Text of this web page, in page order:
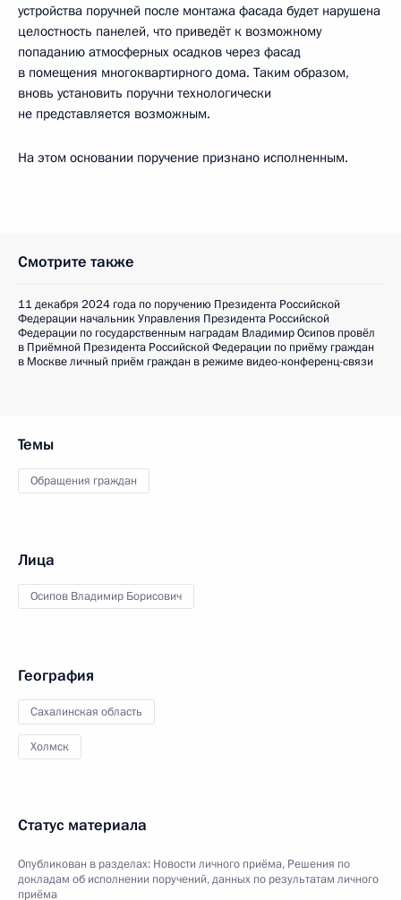
устройства поручней после монтажа фасада будет нарушена
целостность панелей, что приведёт к возможному
попаданию атмосферных осадков через фасад
в помещения многоквартирного дома. Таким образом,
вновь установить поручни технологически
не представляется возможным.
На этом основании поручение признано исполненным.
Смотрите также
11 декабря 2024 года по поручению Президента Российской
Федерации начальник Управления Президента Российской
Федерации по государственным наградам Владимир Осипов провёл
в Приёмной Президента Российской Федерации по приёму граждан
в Москве личный приём граждан в режиме видео-конференц-связи
Темы
Обращения граждан
Лица
Осипов Владимир Борисович
География
Сахалинская область
Холмск
Статус материала
Опубликован в разделах: Новости личного приёма, Решения по
докладам об исполнении поручений, данных по результатам личного
приёма